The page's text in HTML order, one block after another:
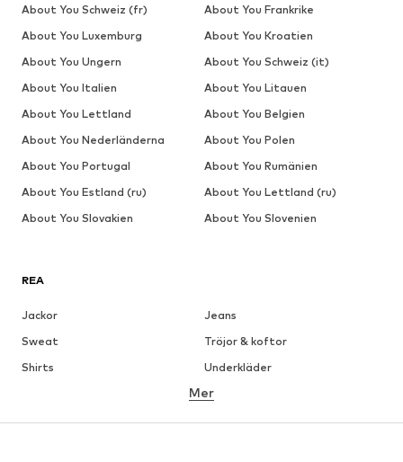
REA
Jackor
Jeans
Sweat
Tröjor & koftor
Shirts
Underkläder
Skjortor
Rockar
Kostymer & kavajer
Mer
About You Schweiz (fr)
About You Frankrike
About You Luxemburg
About You Kroatien
About You Ungern
About You Schweiz (it)
About You Italien
About You Litauen
About You Lettland
About You Belgien
About You Nederländerna
About You Polen
About You Portugal
About You Rumänien
About You Estland (ru)
About You Lettland (ru)
About You Slovakien
About You Slovenien